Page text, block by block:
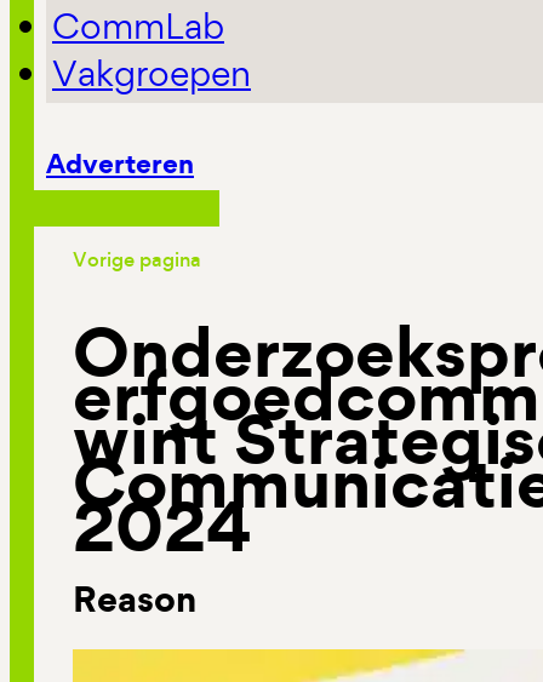
CommLab
Vakgroepen
Adverteren
Vorige pagina
wint
2024
Reason